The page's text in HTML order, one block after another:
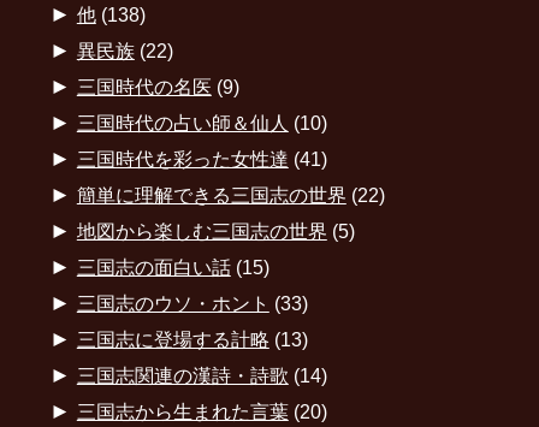
► 他(138)
► 異民族(22)
► 三国時代の名医 (9)
► 三国時代の占い師＆仙人 (10)
► 三国時代を彩った女性達 (41)
► 簡単に理解できる三国志の世界 (22)
► 地図から楽しむ三国志の世界 (5)
► 三国志の面白い話(15)
► 三国志のウソ・ホント (33)
► 三国志に登場する計略 (13)
► 三国志関連の漢詩・詩歌 (14)
► 三国志から生まれた言葉(20)